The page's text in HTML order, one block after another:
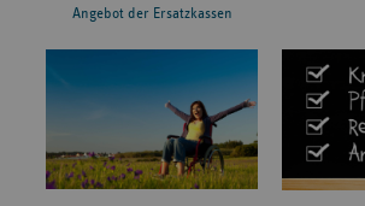
Angebot der Ersatzkassen